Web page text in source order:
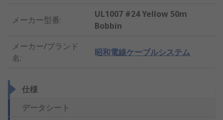
メーカー型番:
UL1007 #24 Yellow 50m
Bobbin
メーカー/ブランド
名:
昭和電線ケーブルシステム
仕様
データシート